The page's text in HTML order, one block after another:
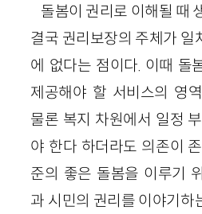
돌봄이 권리로 이해될 때
결국 권리보장의 주체가 일
에 없다는 점이다. 이때 돌
제공해야 할 서비스의 영
물론 복지 차원에서 일정
야 한다 하더라도 의존이
준의 좋은 돌봄을 이루기
과 시민의 권리를 이야기하